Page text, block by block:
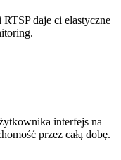
daje ci elastyczne
interfejs na
przez całą dobę.